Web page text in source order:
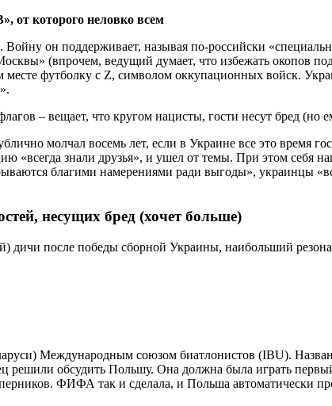
от которого неловко всем
он поддерживает, называя по-российски
(впрочем, ведущий думает, что избежать окопов
футболку с Z, символом оккупационных войск.
молчал восемь лет, если в Украине все это время
знали друзья», и ушел от темы. При этом себя
благими намерениями ради выгоды», украинцы
несущих бред (хочет больше)
дичи после победы сборной Украины, наибольший
Международным союзом биатлонистов (IBU).
решили обсудить Польшу. Она должна была играть
ФИФА так и сделала, и Польша автоматически